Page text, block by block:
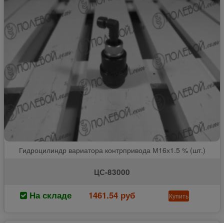
Гидроцилиндр вариатора контрпривода М16х1.5 % (шт.)
ЦС-83000
На складе 1461.54 руб Купить